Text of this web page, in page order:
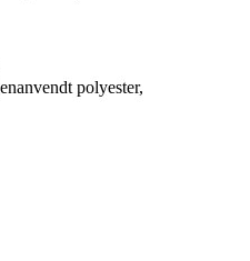
polyester,